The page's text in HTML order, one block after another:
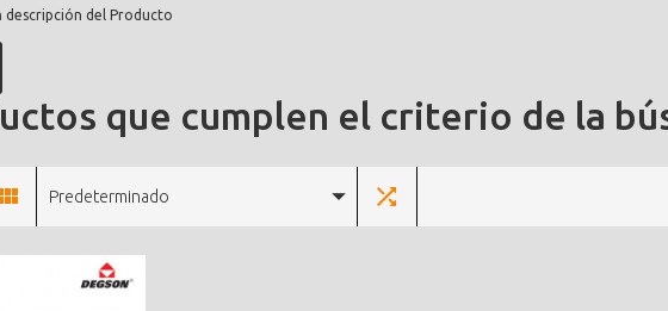
descripción del Producto
que cumplen el criterio de la
Predeterminado